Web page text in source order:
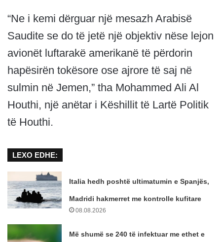
“Ne i kemi dërguar një mesazh Arabisë
Saudite se do të jetë një objektiv nëse lejon
avionët luftarakë amerikanë të përdorin
hapësirën tokësore ose ajrore të saj në
sulmin në Jemen,” tha Mohammed Ali Al
Houthi, një anëtar i Këshillit të Lartë Politik
të Houthi.
LEXO EDHE:
Italia hedh poshtë ultimatumin e Spanjës,
Madridi hakmerret me kontrolle kufitare
08.08.2026
Më shumë se 240 të infektuar me ethet e